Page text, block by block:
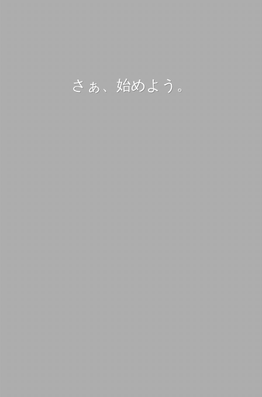
さぁ、始めよう。